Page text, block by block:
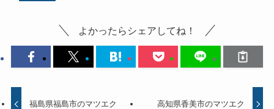
よかったらシェアしてね！
福島県福島市のマツエク 高知県香美市のマツエク